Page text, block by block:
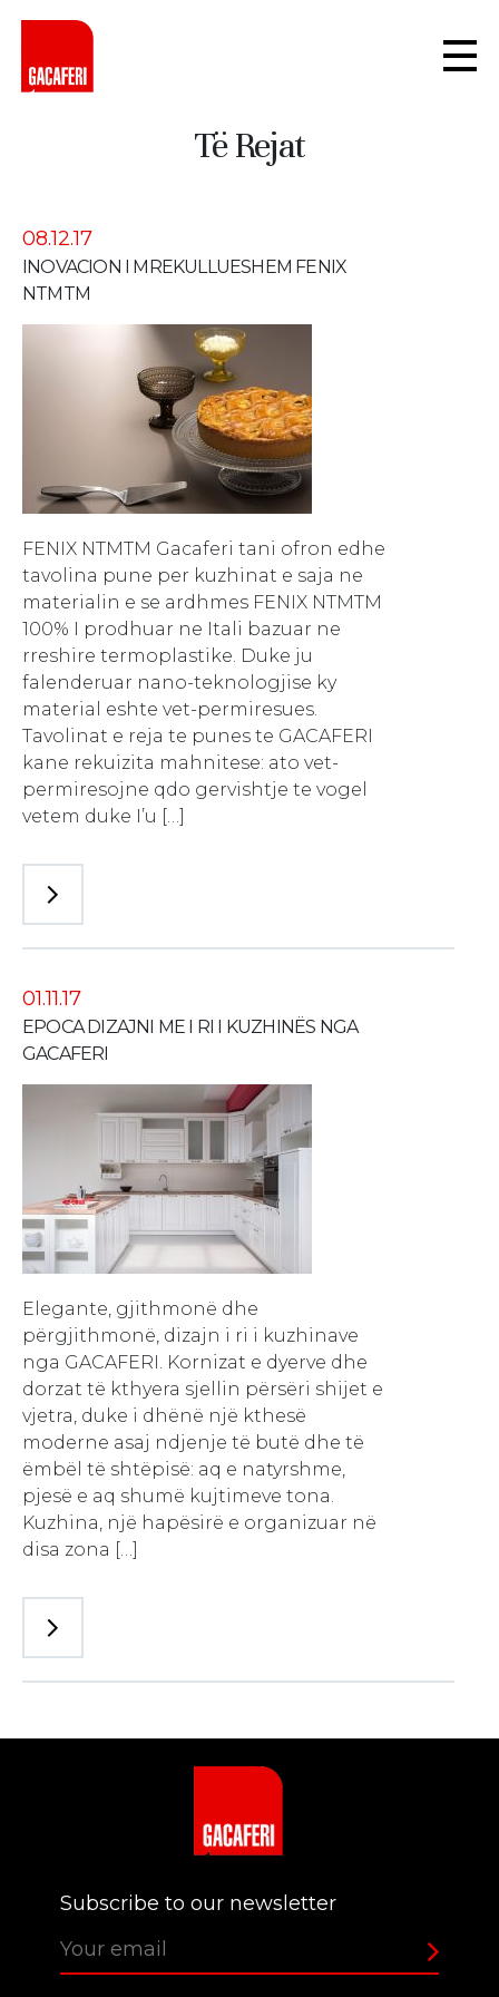
Login
Të Rejat
08.12.17
INOVACION I MREKULLUESHEM FENIX
NTMTM
FENIX NTMTM Gacaferi tani ofron edhe
tavolina pune per kuzhinat e saja ne
materialin e se ardhmes FENIX NTMTM
100% I prodhuar ne Itali bazuar ne
rreshire termoplastike. Duke ju
falenderuar nano-teknologjise ky
material eshte vet-permiresues.
Tavolinat e reja te punes te GACAFERI
kane rekuizita mahnitese: ato vet-
permiresojne qdo gervishtje te vogel
vetem duke I’u […]
01.11.17
EPOCA DIZAJNI ME I RI I KUZHINËS NGA
GACAFERI
Elegante, gjithmonë dhe
përgjithmonë, dizajn i ri i kuzhinave
nga GACAFERI. Kornizat e dyerve dhe
dorzat të kthyera sjellin përsëri shijet e
vjetra, duke i dhënë një kthesë
moderne asaj ndjenje të butë dhe të
ëmbël të shtëpisë: aq e natyrshme,
pjesë e aq shumë kujtimeve tona.
Kuzhina, një hapësirë e organizuar në
disa zona […]
Subscribe to our newsletter